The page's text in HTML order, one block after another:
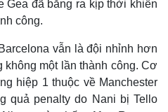
Gea đã băng ra kịp thời khiến
công.
vẫn là đội nhỉnh hơn
một lần thành công. Cơ
hiệp 1 thuộc về Manchester
quả penalty do Nani bị Tello